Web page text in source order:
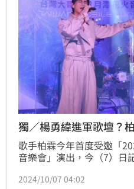
獨／楊勇緯進軍歌壇？
歌手柏霖今年首度受邀「
音樂會」演出，今（7）日
醉。此外音樂會當天，柏霖
2024/10/07 04:02